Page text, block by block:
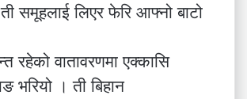
समूहलाई लिएर फेरि आफ्नो बाटो
रहेको वातावरणमा एक्कासि
भरियो । ती बिहान